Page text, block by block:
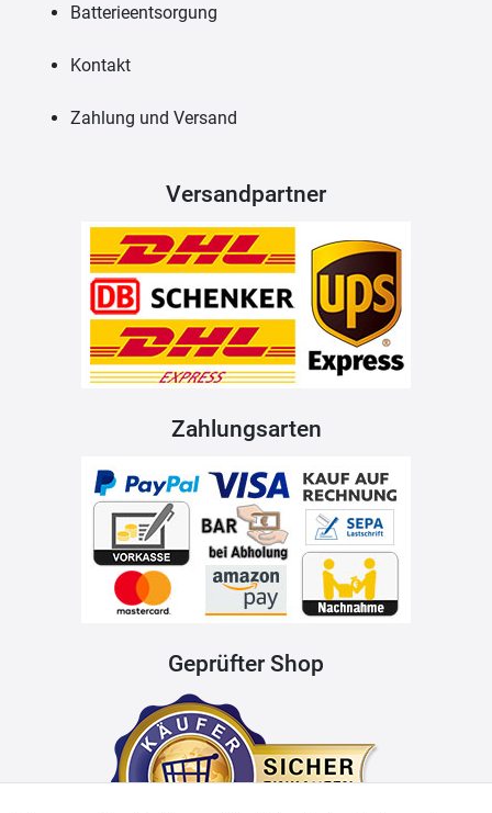
Batterieentsorgung
Kontakt
Zahlung und Versand
Versandpartner
Zahlungsarten
Geprüfter Shop